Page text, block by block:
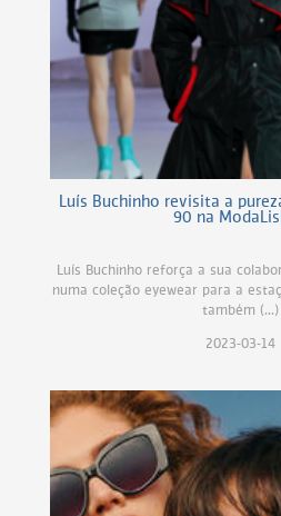
Luís Buchinho revisita a
90 na
Luís Buchinho reforça a sua
numa coleção eyewear para a
também (...)
2023-03-14